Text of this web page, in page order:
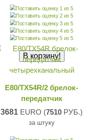
E80/TX54R/2 брелок-
передатчик
3681 EURO (7510 РУБ.)
за штуку